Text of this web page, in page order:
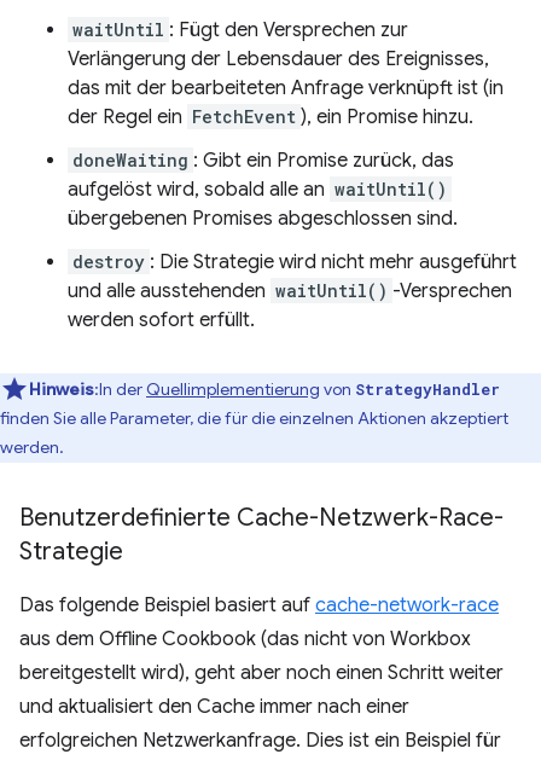
waitUntil : Fügt den Versprechen zur
Verlängerung der Lebensdauer des Ereignisses,
das mit der bearbeiteten Anfrage verknüpft ist (in
der Regel ein FetchEvent ), ein Promise hinzu.
doneWaiting : Gibt ein Promise zurück, das
aufgelöst wird, sobald alle an waitUntil()
übergebenen Promises abgeschlossen sind.
destroy : Die Strategie wird nicht mehr ausgeführt
und alle ausstehenden waitUntil() -Versprechen
werden sofort erfüllt.
Hinweis:In derQuellimplementierung von StrategyHandler
finden Sie alle Parameter, die für die einzelnen Aktionen akzeptiert
werden.
Benutzerdefinierte Cache-Netzwerk-Race-
Strategie
Das folgende Beispiel basiert auf cache-network-race
aus dem Offline Cookbook (das nicht von Workbox
bereitgestellt wird), geht aber noch einen Schritt weiter
und aktualisiert den Cache immer nach einer
erfolgreichen Netzwerkanfrage. Dies ist ein Beispiel für